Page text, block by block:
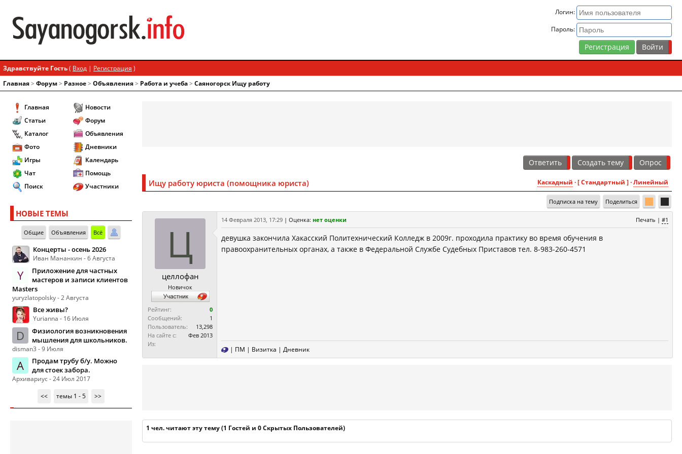
Логин:
Пароль:
Регистрация
Здравствуйте Гость( Вход | Регистрация )
Главная> Форум> Разное> Объявления> Работа и учеба> Саяногорск Ищу работу
Главная
Статьи
Каталог
Фото
Игры
Чат
Поиск
Новости
Форум
Объявления
Дневники
Календарь
Помощь
Участники
НОВЫЕ ТЕМЫ
Общие Объявления Всё
Концерты - осень 2026
Иван Мананкин - 6 Августа
Y
Приложение для частных
мастеров и записи клиентов
Masters
yuryzlatopolsky - 2 Августа
Все живы?
Yurianna - 16 Июля
D
Физиология возникновения
мышления для школьников.
disman3 - 9 Июля
А
Продам трубу б/у. Можно
для стоек забора.
Архивариус - 24 Июл 2017
<<
темы 1 - 5 >>
Ответить Создать тему Опрос
Каскадный · [ Стандартный ] ·Линейный
Ищу работу юриста (помощника юриста)
Подписка на тему Поделиться
Ц
целлофан
Новичок
Рейтинг:
0
Сообщений:
1
Пользователь:
13,298
На сайте с:
Фев 2013
Из:
Печать | #1
14 Февраля 2013, 17:29 | Оценка: нет оценки
девушка закончила Хакасский Политехнический Колледж в 2009г. проходила практику во время обучения в
правоохранительных органах, а также в Федеральной Службе Судебных Приставов тел. 8-983-260-4571
| ПМ | Визитка | Дневник
1 чел. читают эту тему (1 Гостей и 0 Скрытых Пользователей)